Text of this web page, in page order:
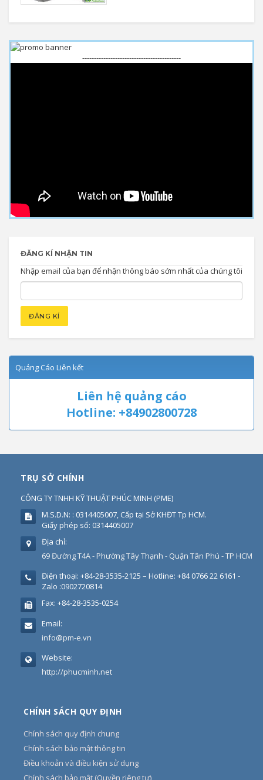
------------------------------------------
ĐĂNG KÍ NHẬN TIN
Nhập email của bạn để nhận thông báo sớm nhất của chúng tôi
Quảng Cáo Liên kết
Liên hệ quảng cáo
Hotline: +84902800728
TRỤ SỞ CHÍNH
CÔNG TY TNHH KỸ THUẬT PHÚC MINH (PME)
M.S.D.N: : 0314405007, Cấp tại Sở KHĐT Tp HCM.
Giấy phép số: 0314405007
Địa chỉ:
69 Đường T4A - Phường Tây Thạnh - Quận Tân Phú - TP HCM
Điện thoại: +84-28-3535-2125 – Hotline: +84 0766 22 6161 -
Zalo :0902720814
Fax: +84-28-3535-0254
Email:
info@pm-e.vn
Website:
http://phucminh.net
CHÍNH SÁCH QUY ĐỊNH
Chính sách quy định chung
Chính sách bảo mật thông tin
Điều khoản và điều kiện sử dụng
Chính sách bảo mật (Quyền riêng tư)